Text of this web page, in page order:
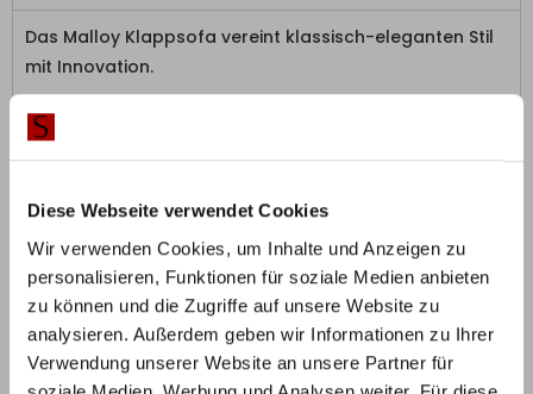
Diese Webseite verwendet Cookies
Wir verwenden Cookies, um Inhalte und Anzeigen zu
personalisieren, Funktionen für soziale Medien anbieten
zu können und die Zugriffe auf unsere Website zu
analysieren. Außerdem geben wir Informationen zu Ihrer
Verwendung unserer Website an unsere Partner für
Das Malloy Klappsofa vereint klassisch-eleganten Stil
mit Innovation.
Der dänische Hersteller Innovation Living überzeugt mit
edlem Design, Funktionalität und qualitativ
erstklassigem Sitzkomfort. Die Couch kann mühelos
und mit wenigen Handgriffen nach vorne ausgeklappt
und in ein bequemes Schlafsofa verwandelt werden.
Die Federkern-Matratze bietet dabei höchsten
Schlafkomfort – Für Sie und Ihre Gäste. Vervollständigt